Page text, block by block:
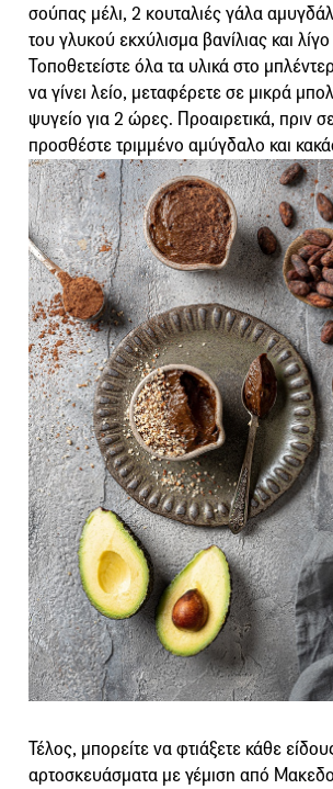
σούπας μέλι, 2 κουταλιές γάλα
του γλυκού εκχύλισμα βανίλιας και λίγο
Τοποθετείστε όλα τα υλικά στο
να γίνει λείο, μεταφέρετε σε μικρά
ψυγείο για 2 ώρες. Προαιρετικά, πριν
προσθέστε τριμμένο αμύγδαλο και
Τέλος, μπορείτε να φτιάξετε κάθε
αρτοσκευάσματα με γέμιση από